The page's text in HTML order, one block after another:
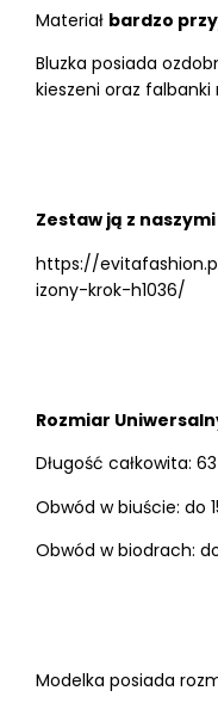
Materiał bardzo
Bluzka posiada
kieszeni oraz falbanki
Zestaw ją z
https://
izony-krok-h1036/
Rozmiar
Długość całkowita:
Obwód w biuście: do
Obwód w biodrach:
Modelka posiada